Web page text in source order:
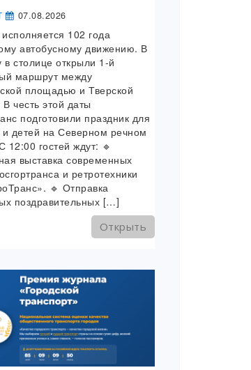
07.08.2026
исполняется 102 года
автобусному движению. В
в столице открыли 1-й
маршрут между
площадью и Тверской
В честь этой даты
подготовили праздник для
и детей на Северном речном
12:00 гостей ждут: 🔹
выставка современных
и ретротехники
🔹 Отправка
поздравительных […]
Открыть